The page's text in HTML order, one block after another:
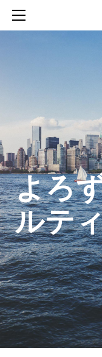
よろ
ルテ
知
生成AIを
生成AIとの「壁打